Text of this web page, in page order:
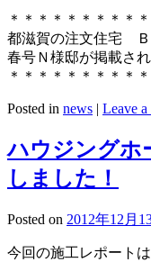
＊＊＊＊＊＊＊＊＊
都滋賀の注文住宅
春号Ｎ様邸が掲載さ
＊＊＊＊＊＊＊＊＊
Posted in news | Leave a
ハウジングホ
しました！
Posted on 2012年12月
今回の施工レポート